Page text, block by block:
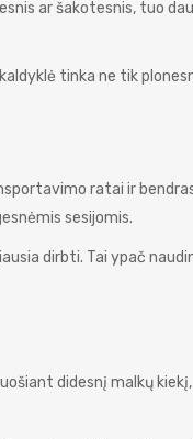
ar šakotesnis, tuo
tinka ne tik
ratai ir
sesijomis.
dirbti. Tai ypač
didesnį malkų kiekį,